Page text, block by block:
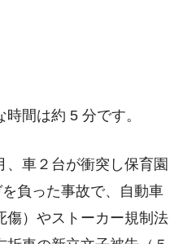
間は約 5 分です。
、車２台が衝突し保育園
負った事故で、自動車
傷）やストーカー規制法